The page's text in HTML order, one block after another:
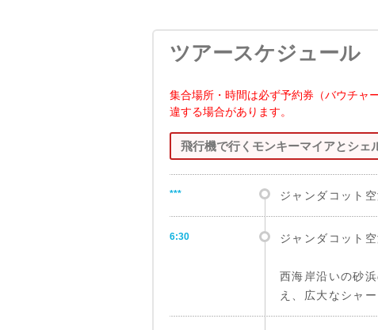
ツアースケジュール
集合場所・時間は必ず予約券（バウチャ
違する場合があります。
飛行機で行くモンキーマイアとシェ
*** ジャンダコット
6:30 ジャンダコット
西海岸沿いの砂
え、広大なシャー